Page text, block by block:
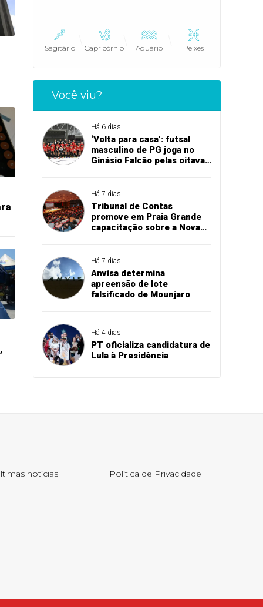
Sagitário Capricórnio Aquário Peixes
Você viu?
Há 6 dias
‘Volta para casa’: futsal
masculino de PG joga no
Ginásio Falcão pelas oitavas
Há 7 dias
Tribunal de Contas
promove em Praia Grande
capacitação sobre a Nova
Há 7 dias
Anvisa determina
apreensão de lote
falsificado de Mounjaro
Há 4 dias
PT oficializa candidatura de
Lula à Presidência
notícias Política de Privacidade